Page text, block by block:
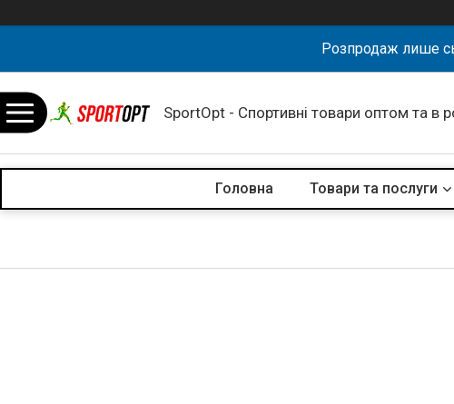
Розпродаж лише
SportOpt - Спортивні товари оптом та в
Головна Товари та послуги